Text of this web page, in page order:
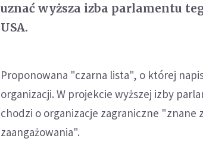
uznać wyższa izba parlamentu
USA.
Proponowana "czarna lista", o której
organizacji. W projekcie wyższej izby
chodzi o organizacje zagraniczne "znane
zaangażowania".